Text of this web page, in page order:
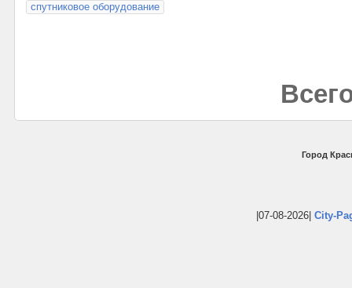
спутниковое оборудование
Город
|07-08-2026| City-